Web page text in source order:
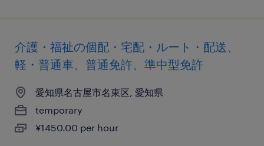
介護・福祉の個配・宅配・ルート・配送、
軽・普通車、普通免許、準中型免許
愛知県名古屋市名東区, 愛知県
temporary
¥1450.00 per hour